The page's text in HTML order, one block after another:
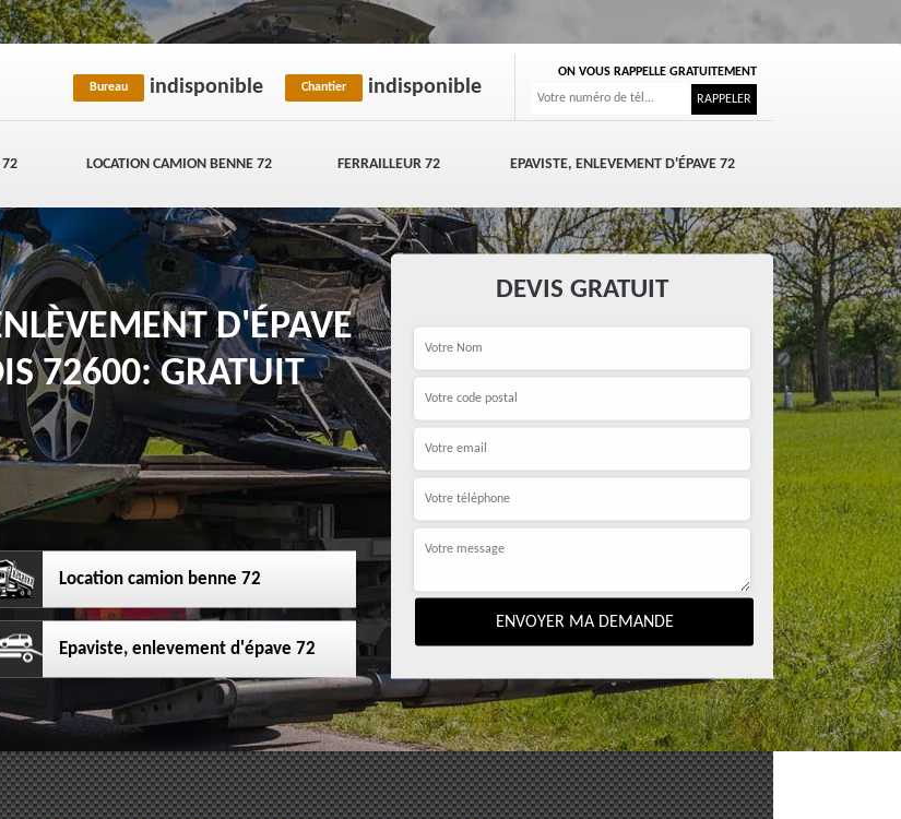
72 LOCATION CAMION BENNE 72 FERRAILLEUR 72 EPAVISTE, ENLEVEMENT D'ÉPAVE 72
Bureau indisponible Chantier indisponible
ON VOUS RAPPELLE GRATUITEMENT
D'ÉPAVE
72600: GRATUIT
Location camion benne 72
Epaviste, enlevement d'épave 72
DEVIS GRATUIT